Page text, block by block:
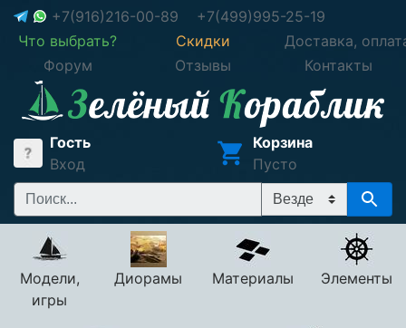
+7(916)216-00-89
+7(499)995-25-19
Что выбрать?
Скидки
Доставка,
Форум
Отзывы Контакты
Гость
Вход
Корзина
Пусто
Модели,
игры
Диорамы Материалы Элементы